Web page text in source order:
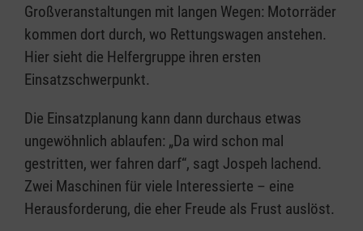
Großveranstaltungen mit langen Wegen: Motorräder
kommen dort durch, wo Rettungswagen anstehen.
Hier sieht die Helfergruppe ihren ersten
Einsatzschwerpunkt.
Die Einsatzplanung kann dann durchaus etwas
ungewöhnlich ablaufen: „Da wird schon mal
gestritten, wer fahren darf“, sagt Jospeh lachend.
Zwei Maschinen für viele Interessierte – eine
Herausforderung, die eher Freude als Frust auslöst.